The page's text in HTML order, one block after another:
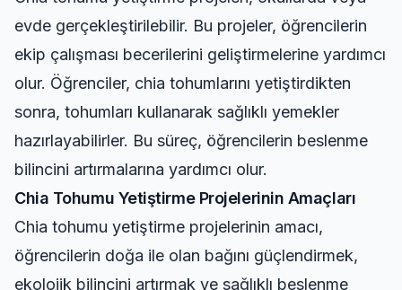
evde gerçekleştirilebilir. Bu projeler, öğrencilerin
ekip çalışması becerilerini geliştirmelerine yardımcı
olur. Öğrenciler, chia tohumlarını yetiştirdikten
sonra, tohumları kullanarak sağlıklı yemekler
hazırlayabilirler. Bu süreç, öğrencilerin beslenme
bilincini artırmalarına yardımcı olur.
Chia Tohumu Yetiştirme Projelerinin Amaçları
Chia tohumu yetiştirme projelerinin amacı,
öğrencilerin doğa ile olan bağını güçlendirmek,
ekolojik bilincini artırmak ve sağlıklı beslenme